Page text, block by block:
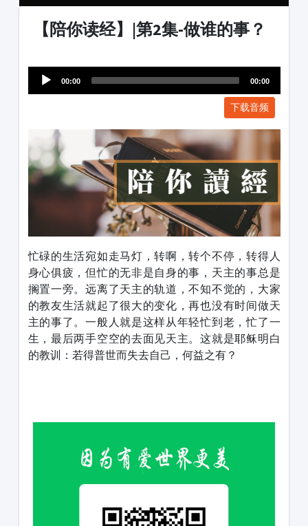
【陪你读经】|第2集-做谁的事？
Player
00:00 00:00
下载音频
忙碌的生活宛如走马灯，转啊，转个不停，转得人
身心俱疲，但忙的无非是自身的事，天主的事总是
搁置一旁。远离了天主的轨道，不知不觉的，大家
的教友生活就起了很大的变化，再也没有时间做天
主的事了。一般人就是这样从年轻忙到老，忙了一
生，最后两手空空的去面见天主。这就是耶稣明白
的教训：若得普世而失去自己，何益之有？